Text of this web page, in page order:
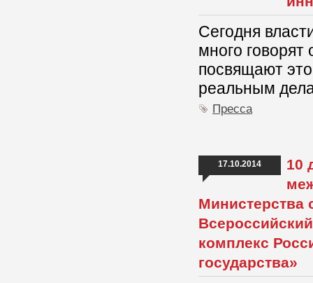
Сегодня
много
посвящают
реальным
Пресса
17.10.2014
10
Министерства
комплекс
государства»